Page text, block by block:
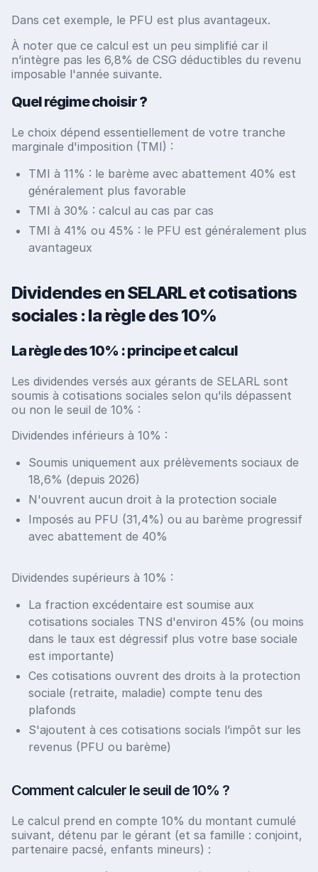
Dans cet exemple, le PFU est plus avantageux.
À noter que ce calcul est un peu simplifié car il
n’intègre pas les 6,8% de CSG déductibles du revenu
imposable l'année suivante.
Quel régime choisir ?
Le choix dépend essentiellement de votre tranche
marginale d'imposition (TMI) :
TMI à 11% : le barème avec abattement 40% est
généralement plus favorable
TMI à 30% : calcul au cas par cas
TMI à 41% ou 45% : le PFU est généralement plus
avantageux
Dividendes en SELARL et cotisations
sociales : la règle des 10%
La règle des 10% : principe et calcul
Les dividendes versés aux gérants de SELARL sont
soumis à cotisations sociales selon qu'ils dépassent
ou non le seuil de 10% :
Dividendes inférieurs à 10% :
Soumis uniquement aux prélèvements sociaux de
18,6% (depuis 2026)
N'ouvrent aucun droit à la protection sociale
Imposés au PFU (31,4%) ou au barème progressif
avec abattement de 40%
Dividendes supérieurs à 10% :
La fraction excédentaire est soumise aux
cotisations sociales TNS d'environ 45% (ou moins
dans le taux est dégressif plus votre base sociale
est importante)
Ces cotisations ouvrent des droits à la protection
sociale (retraite, maladie) compte tenu des
plafonds
S'ajoutent à ces cotisations socials l’impôt sur les
revenus (PFU ou barème)
Comment calculer le seuil de 10% ?
Le calcul prend en compte 10% du montant cumulé
suivant, détenu par le gérant (et sa famille : conjoint,
partenaire pacsé, enfants mineurs) :